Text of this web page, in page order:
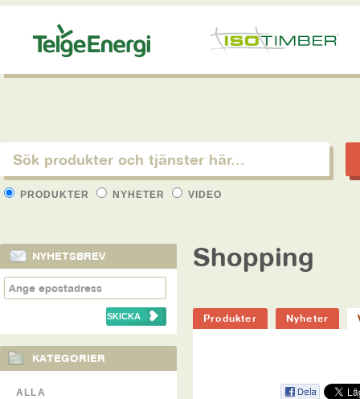
PRODUKTER NYHETER VIDEO
NYHETSBREV
KATEGORIER
ALLA
Shopping
Produkter Nyheter